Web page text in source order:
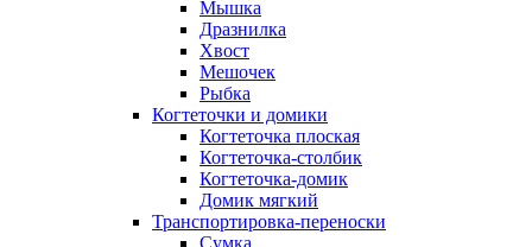
Мышка
Дразнилка
Хвост
Мешочек
Рыбка
Когтеточки и домики
Когтеточка плоская
Когтеточка-столбик
Когтеточка-домик
Домик мягкий
Транспортировка-переноски
Сумка